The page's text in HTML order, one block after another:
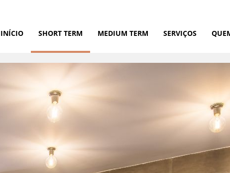
INÍCIO SHORT TERM MEDIUM TERM SERVIÇOS